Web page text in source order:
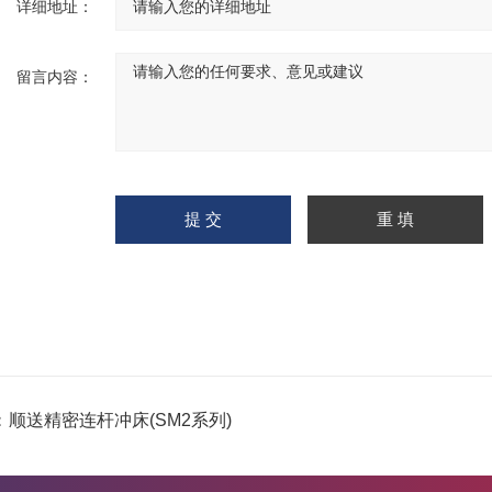
详细地址：
留言内容：
顺送精密连杆冲床(SM2系列)